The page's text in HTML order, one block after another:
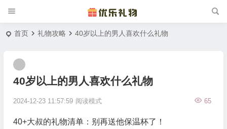
首页 礼物攻略 40岁以上的男人喜欢什么礼物
40岁以上的男人喜欢什么礼物
2024-12-23 11:57:59 65
阅读模式
40+大叔的礼物清单：别再送他保温杯了！